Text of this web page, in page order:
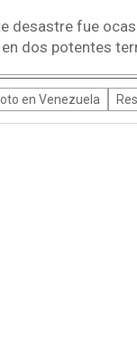
desastre fue
dos potentes
en Venezuela